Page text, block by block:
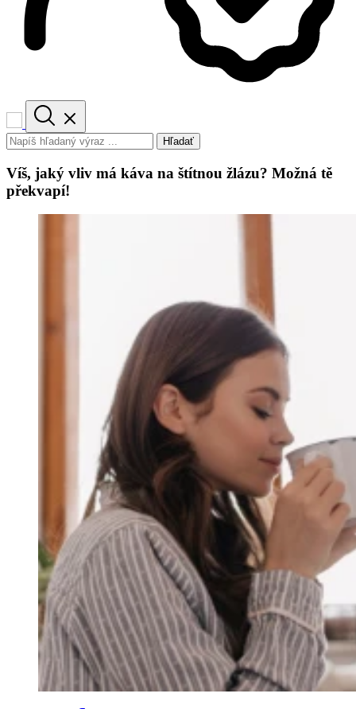
Hľadať
Víš, jaký vliv má káva na štítnou žlázu? Možná tě
překvapí!